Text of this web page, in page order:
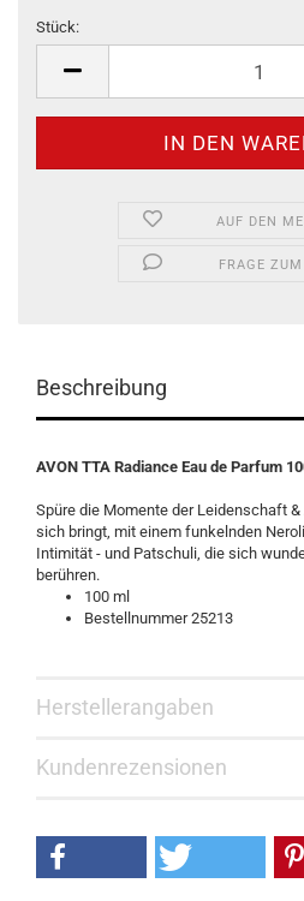
Stück:
AUF DEN
FRAGE
Beschreibung
AVON TTA Radiance Eau de Parfum
Spüre die Momente der Leidenschaft
sich bringt, mit einem funkelnden
Intimität - und Patschuli, die sich
berühren.
100 ml
Bestellnummer 25213
Herstellerangaben
Kundenrezensionen